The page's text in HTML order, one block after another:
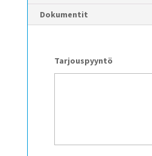
Dokumentit
Tarjouspyyntö